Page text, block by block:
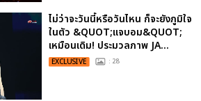
ไม่ว่าจะวันนี้หรือวันไหน ก็จะยังภูมิใจ
ในตัว &QUOT;แจบอม&QUOT;
เหมือนเดิม! ประมวลภาพ JA...
EXCLUSIVE : 28